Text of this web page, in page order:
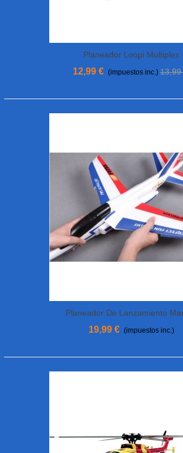
Planeador Loopi Multiplex
12,99 € (impuestos inc.) 13,99
Planeador De Lanzamiento
Alphajet FMS
19,99 € (impuestos inc.)